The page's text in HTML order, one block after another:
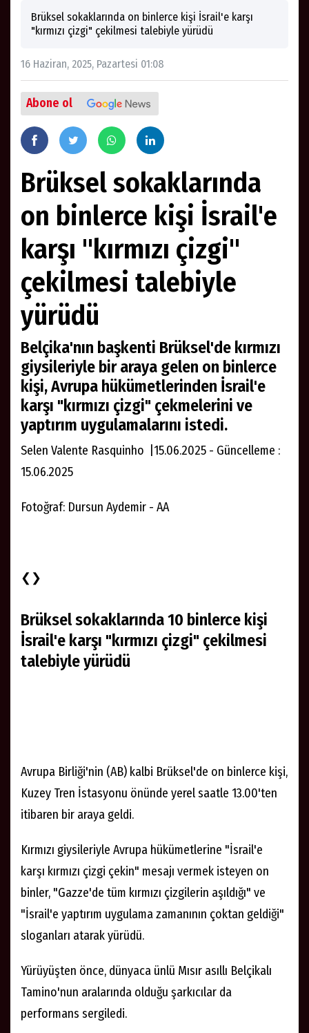
Brüksel sokaklarında on binlerce kişi İsrail'e karşı
"kırmızı çizgi" çekilmesi talebiyle yürüdü
16 Haziran, 2025, Pazartesi 01:08
Abone ol
Brüksel sokaklarında
on binlerce kişi İsrail'e
karşı "kırmızı çizgi"
çekilmesi talebiyle
yürüdü
Belçika'nın başkenti Brüksel'de kırmızı
giysileriyle bir araya gelen on binlerce
kişi, Avrupa hükümetlerinden İsrail'e
karşı "kırmızı çizgi" çekmelerini ve
yaptırım uygulamalarını istedi.
Selen Valente Rasquinho |15.06.2025 - Güncelleme :
15.06.2025
❮❯
Brüksel sokaklarında 10 binlerce kişi
Avrupa Birliği'nin (AB) kalbi Brüksel'de on binlerce kişi,
itibaren bir araya geldi.
Kırmızı giysileriyle Avrupa hükümetlerine "İsrail'e
karşı kırmızı çizgi çekin" mesajı vermek isteyen on
binler, "Gazze'de tüm kırmızı çizgilerin aşıldığı" ve
sloganları atarak yürüdü.
Yürüyüşten önce, dünyaca ünlü Mısır asıllı Belçikalı